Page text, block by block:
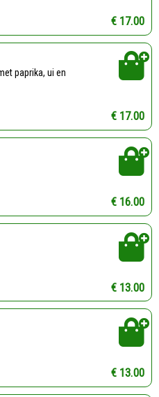
€ 17.00
€ 17.00
€ 16.00
€ 13.00
€ 13.00